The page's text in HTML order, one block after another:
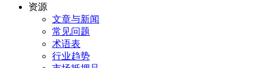
资源
文章与新闻
常见问题
术语表
行业趋势